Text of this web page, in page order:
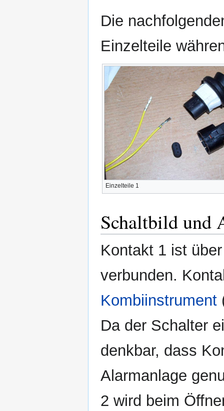
Die
Einzelteile
Einzelteile 1
Schaltbild und
Kontakt 1 ist
verbunden.
Kombiinstrument
Da der Schalter
denkbar, dass
Alarmanlage
2 wird beim